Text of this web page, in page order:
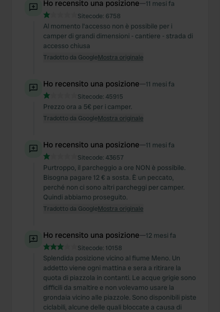
Ho recensito una posizione—11 mesi fa
Sitecode: 6758
Al momento l'accesso non è possibile per i
camper di grandi dimensioni - cantiere - strada di
accesso chiusa
Tradotto da GoogleMostra originale
Ho recensito una posizione—11 mesi fa
Sitecode: 45915
Prezzo ora a 5€ per i camper.
Tradotto da GoogleMostra originale
Ho recensito una posizione—11 mesi fa
Sitecode: 43657
Purtroppo, il parcheggio a ore NON è possibile.
Bisogna pagare 12 € a sosta. È un peccato,
perché non ci sono altri parcheggi per camper.
Quindi abbiamo proseguito.
Tradotto da GoogleMostra originale
Ho recensito una posizione—12 mesi fa
Sitecode: 10158
Splendida posizione vicino al fiume Meno. Un
addetto viene ogni mattina e sera a ritirare la
quota di piazzola in contanti. Le acque grigie sono
difficili da smaltire e non volevamo usare la
grondaia vicino alle piazzole. Sono disponibili piste
ciclabili, alcune delle quali bloccate a causa di